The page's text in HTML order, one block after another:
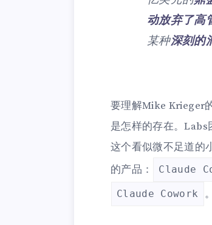
动放弃了高
某种深刻的
要理解Mike Krieger
是怎样的存在。Labs
这个看似微不足道的
的产品：
Claude
Claude Cowork 。